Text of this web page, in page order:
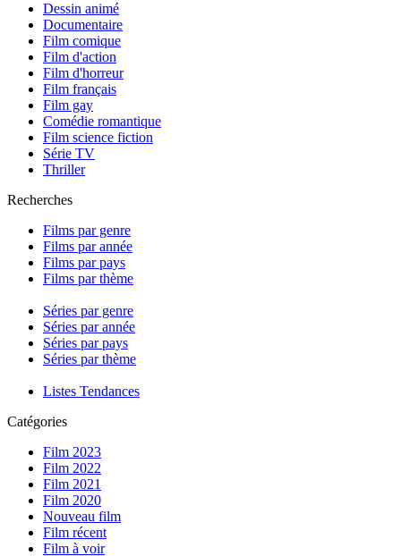
Dessin animé
Documentaire
Film comique
Film d'action
Film d'horreur
Film français
Film gay
Comédie romantique
Film science fiction
Série TV
Thriller
Recherches
Films par genre
Films par année
Films par pays
Films par thème
Séries par genre
Séries par année
Séries par pays
Séries par thème
Listes Tendances
Catégories
Film 2023
Film 2022
Film 2021
Film 2020
Nouveau film
Film récent
Film à voir